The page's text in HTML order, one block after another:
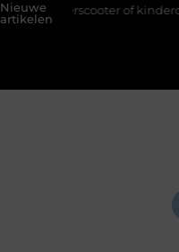
Nieuwe
artikelen
of kinderquad?